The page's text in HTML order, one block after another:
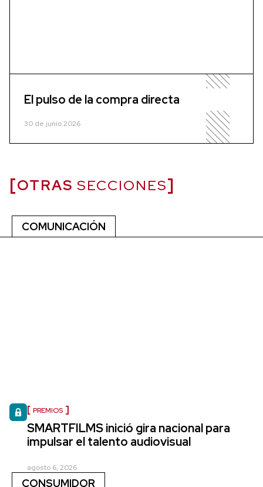
El pulso de la compra directa
30 de junio 2026
OTRAS SECCIONES
COMUNICACIÓN
PREMIOS
SMARTFILMS inició gira nacional para
impulsar el talento audiovisual
agosto 6, 2026
CONSUMIDOR